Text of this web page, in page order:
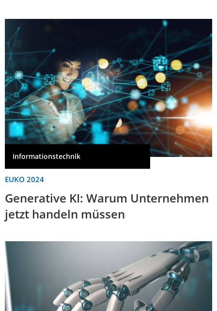
Informationstechnik
EUKO 2024
Generative KI: Warum Unternehmen
jetzt handeln müssen